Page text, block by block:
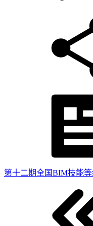
第十二期全国BIM技能